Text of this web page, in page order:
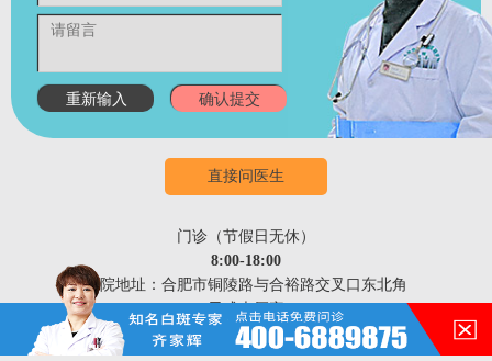
直接问医生
门诊（节假日无休）
8:00-18:00
医院地址：合肥市铜陵路与合裕路交叉口东北角
（天成大厦旁）
祛白热线：400-688-9875
在的，请讲！